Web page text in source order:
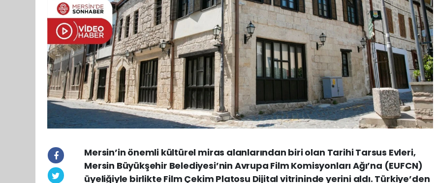
Mersin’in önemli kültürel miras alanlarından biri olan Tarihi Tarsus Evleri,
Mersin Büyükşehir Belediyesi’nin Avrupa Film Komisyonları Ağı’na (EUFCN)
üyeliğiyle birlikte Film Çekim Platosu Dijital vitrininde yerini aldı. Türkiye’den